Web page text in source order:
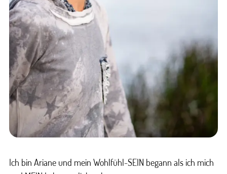
Ich bin Ariane und mein Wohlfühl-SEIN begann als ich mich